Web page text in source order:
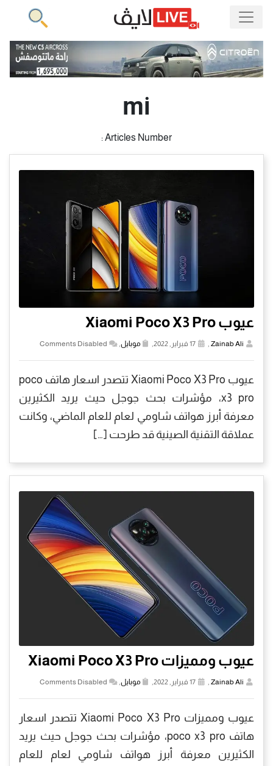
mi
Articles Number :
عيوب Xiaomi Poco X3 Pro
Zainab Ali موبايل Comments Disabled
عيوب Xiaomi Poco X3 Pro تتصدر اسعار هاتف poco
x3 pro، مؤشرات بحث جوجل حيث يريد الكثيرين
معرفة أبرز هواتف شاومي لعام للعام الماضي، وكانت
عملاقة التقنية الصينية قد طرحت […]
عيوب ومميزات Xiaomi Poco X3 Pro
Zainab Ali موبايل Comments Disabled
عيوب ومميزات Xiaomi Poco X3 Pro تتصدر اسعار
هاتف poco x3 pro، مؤشرات بحث جوجل حيث يريد
الكثيرين معرفة أبرز هواتف شاومي لعام للعام